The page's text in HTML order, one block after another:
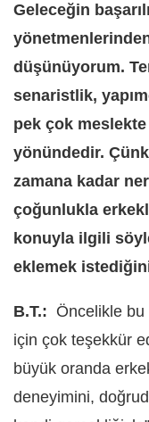
Geleceğin
düşünüyorum.
senaristlik,
pek çok meslekte
yönündedir.
zamana kadar
çoğunlukla
konuyla ilgili
eklemek
B.T.: Öncelikle
için çok teşekkür
büyük oranda
deneyimini,